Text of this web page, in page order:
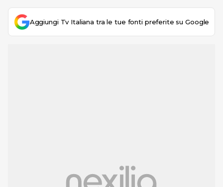
Aggiungi Tv Italiana tra le tue fonti preferite su Google